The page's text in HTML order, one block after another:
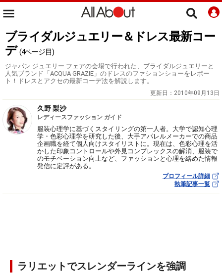
ブライダルジュエリー＆ドレス最新コー
デ (4ページ目)
ジャパン ジュエリー フェアの会場で行われた、ブライダルジュエリーと
人気ブランド「ACQUA GRAZIE」のドレスのファションショーをレポー
ト！ドレスとアクセの最新コーデ法を解説します。
更新日： 2010年09月13日
久野 梨沙
レディースファッション ガイド
服装心理学に基づくスタイリングの第一人者。大学で認知心理
学・色彩心理学を研究した後、大手アパレルメーカーでの商品
企画職を経て個人向けスタイリストに。現在は、色彩心理を活
かした印象コントロールや外見コンプレックスの解消、服装で
のモチベーション向上など、ファッションと心理を絡めた情報
発信に定評がある。
プロフィール詳細
執筆記事一覧
ラリエットでスレンダーラインを強調